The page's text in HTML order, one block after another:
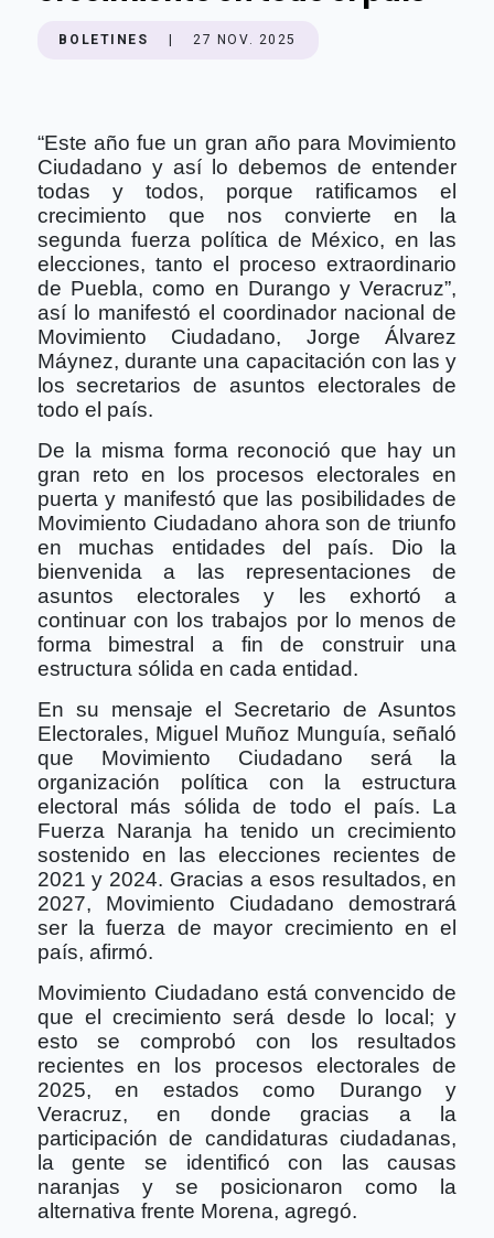
BOLETINES 27 NOV. 2025
“Este año fue un gran año para Movimiento
Ciudadano y así lo debemos de entender
todas y todos, porque ratificamos el
crecimiento que nos convierte en la
segunda fuerza política de México, en las
elecciones, tanto el proceso extraordinario
de Puebla, como en Durango y Veracruz”,
así lo manifestó el coordinador nacional de
Movimiento Ciudadano, Jorge Álvarez
Máynez, durante una capacitación con las y
los secretarios de asuntos electorales de
todo el país.
De la misma forma reconoció que hay un
gran reto en los procesos electorales en
puerta y manifestó que las posibilidades de
Movimiento Ciudadano ahora son de triunfo
en muchas entidades del país. Dio la
bienvenida a las representaciones de
asuntos electorales y les exhortó a
continuar con los trabajos por lo menos de
forma bimestral a fin de construir una
estructura sólida en cada entidad.
En su mensaje el Secretario de Asuntos
Electorales, Miguel Muñoz Munguía, señaló
que Movimiento Ciudadano será la
organización política con la estructura
electoral más sólida de todo el país. La
Fuerza Naranja ha tenido un crecimiento
sostenido en las elecciones recientes de
2021 y 2024. Gracias a esos resultados, en
2027, Movimiento Ciudadano demostrará
ser la fuerza de mayor crecimiento en el
país, afirmó.
Movimiento Ciudadano está convencido de
que el crecimiento será desde lo local; y
esto se comprobó con los resultados
recientes en los procesos electorales de
2025, en estados como Durango y
Veracruz, en donde gracias a la
participación de candidaturas ciudadanas,
la gente se identificó con las causas
naranjas y se posicionaron como la
alternativa frente Morena, agregó.